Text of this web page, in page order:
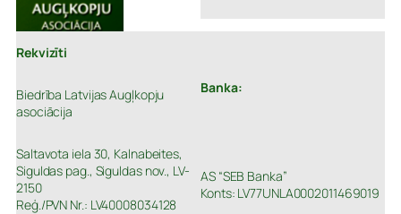
Rekvizīti
Biedrība Latvijas Augļkopju
asociācija
Saltavota iela 30, Kalnabeites,
Siguldas pag., Siguldas nov., LV-
2150
Reģ./PVN Nr.: LV40008034128
Banka:
AS “SEB Banka”
Konts: LV77UNLA0002011469019